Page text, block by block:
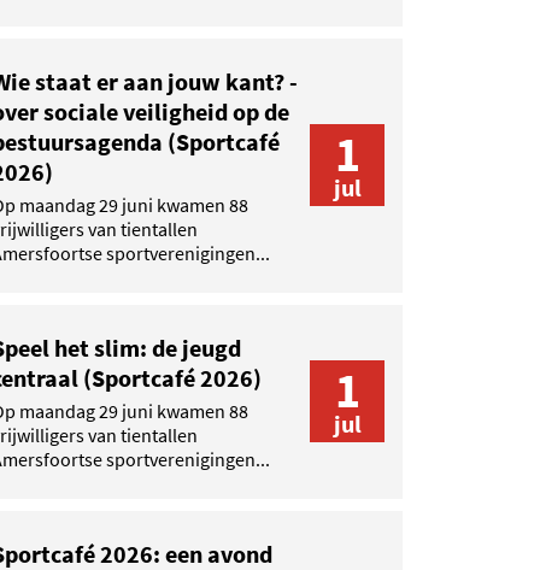
staat er aan jouw kant? -
sociale veiligheid op de
(Sportcafé
maandag 29 juni kwamen 88
van tientallen
sportverenigingen...
1
jul
het slim: de jeugd
(Sportcafé 2026)
maandag 29 juni kwamen 88
van tientallen
sportverenigingen...
1
jul
2026: een avond